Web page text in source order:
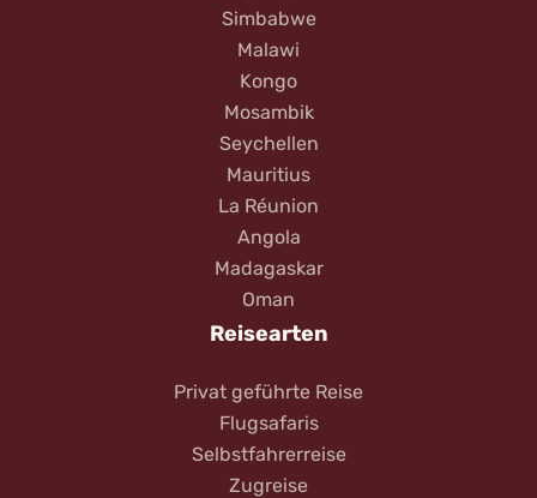
Simbabwe
Malawi
Kongo
Mosambik
Seychellen
Mauritius
La Réunion
Angola
Madagaskar
Oman
Reisearten
Privat geführte Reise
Flugsafaris
Selbstfahrerreise
Zugreise